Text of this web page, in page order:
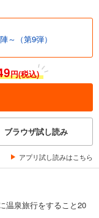
～（第9弾）
円(税込)
ブラウザ試し読み
アプリ試し読みはこちら
温泉旅行をすること20